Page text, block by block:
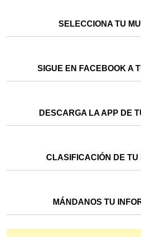
SELECCIONA TU
SIGUE EN FACEBOOK A
DESCARGA LA APP DE
CLASIFICACIÓN DE TU
MÁNDANOS TU